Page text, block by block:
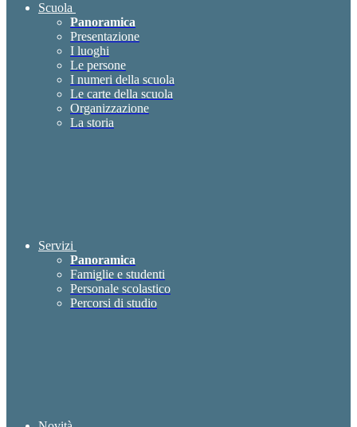
Scuola
Panoramica
Presentazione
I luoghi
Le persone
I numeri della scuola
Le carte della scuola
Organizzazione
La storia
Servizi
Panoramica
Famiglie e studenti
Personale scolastico
Percorsi di studio